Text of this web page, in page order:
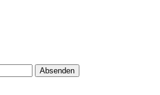
Absenden